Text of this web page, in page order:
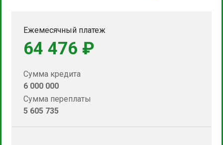
Ежемесячный платеж
64 476 ₽
Сумма кредита
6 000 000
Сумма переплаты
5 605 735